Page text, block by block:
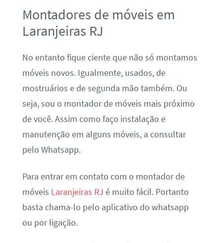
Montadores de móveis em
Laranjeiras RJ
No entanto fique ciente que não só montamos
móveis novos. Igualmente, usados, de
mostruários e de segunda mão também. Ou
seja, sou o montador de móveis mais próximo
de você. Assim como faço instalação e
manutenção em alguns móveis, a consultar
pelo Whatsapp.
Para entrar em contato com o montador de
móveis Laranjeiras RJ é muito fácil. Portanto
basta chama-lo pelo aplicativo do whatsapp
ou por ligação.